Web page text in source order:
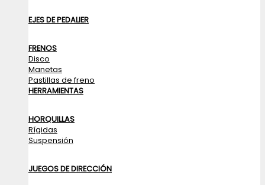
EJES DE PEDALIER
FRENOS
Disco
Manetas
Pastillas de freno
HERRAMIENTAS
HORQUILLAS
Rígidas
Suspensión
JUEGOS DE DIRECCIÓN